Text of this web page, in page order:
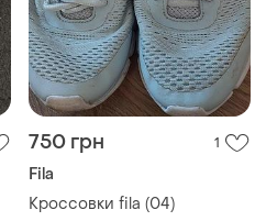
750 грн 1
Fila
Кроссовки fila (04)